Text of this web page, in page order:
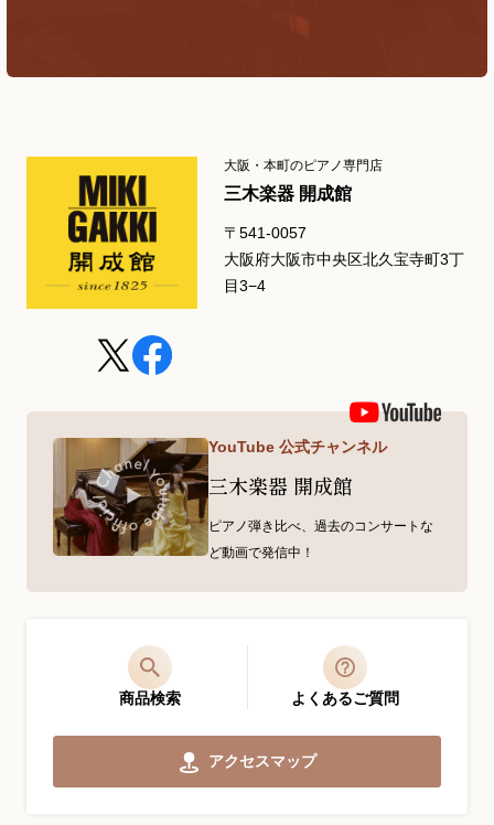
大阪・本町のピアノ専門店
三木楽器 開成館
〒541-0057
大阪府大阪市中央区北久宝寺町3丁
目3−4
YouTube 公式チャンネル
三木楽器 開成館
ピアノ弾き比べ、過去のコンサートな
ど動画で発信中！
商品検索 よくあるご質問
アクセスマップ